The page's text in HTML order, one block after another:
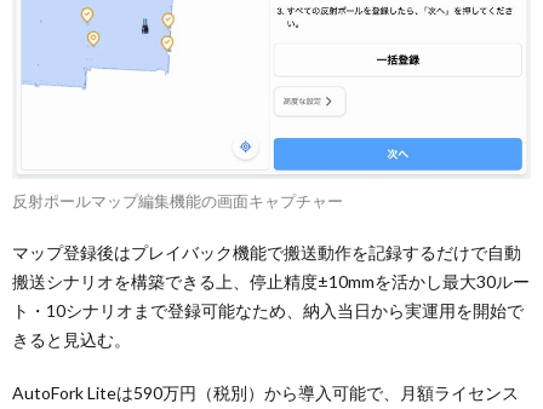
反射ポールマップ編集機能の画面キャプチャー
マップ登録後はプレイバック機能で搬送動作を記録するだけで自動
搬送シナリオを構築できる上、停止精度±10mmを活かし最大30ルー
ト・10シナリオまで登録可能なため、納入当日から実運用を開始で
きると見込む。
AutoFork Liteは590万円（税別）から導入可能で、月額ライセンス